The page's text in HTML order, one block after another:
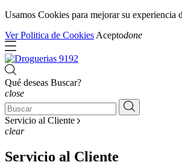
Usamos Cookies para mejorar su experiencia
Ver Politica de Cookies Aceptodone
Qué deseas Buscar?
close
Servicio al Cliente
clear
Servicio al Cliente